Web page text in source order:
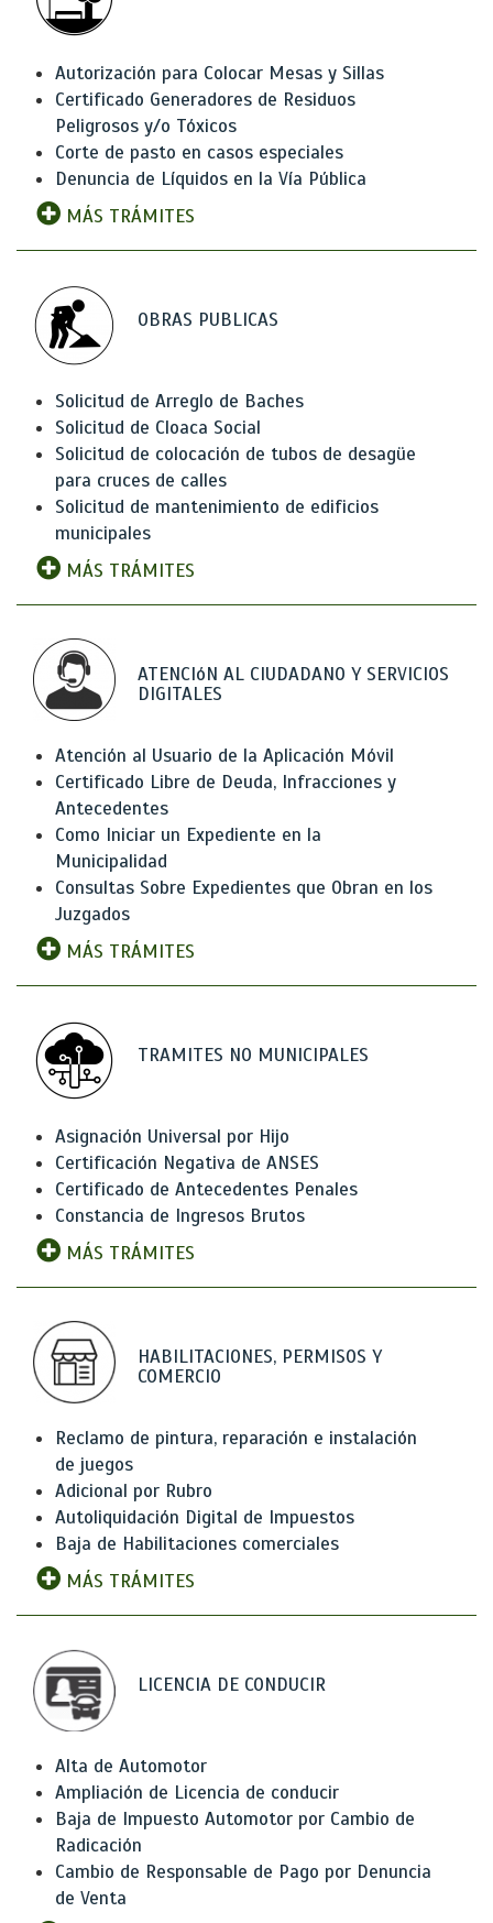
Autorización para Colocar Mesas y Sillas
Certificado Generadores de Residuos
Peligrosos y/o Tóxicos
Corte de pasto en casos especiales
Denuncia de Líquidos en la Vía Pública
MÁS TRÁMITES
OBRAS PUBLICAS
Solicitud de Arreglo de Baches
Solicitud de Cloaca Social
Solicitud de colocación de tubos de desagüe
para cruces de calles
Solicitud de mantenimiento de edificios
municipales
MÁS TRÁMITES
ATENCIóN AL CIUDADANO Y SERVICIOS
DIGITALES
Atención al Usuario de la Aplicación Móvil
Certificado Libre de Deuda, Infracciones y
Antecedentes
Como Iniciar un Expediente en la
Municipalidad
Consultas Sobre Expedientes que Obran en los
Juzgados
MÁS TRÁMITES
TRAMITES NO MUNICIPALES
Asignación Universal por Hijo
Certificación Negativa de ANSES
Certificado de Antecedentes Penales
Constancia de Ingresos Brutos
MÁS TRÁMITES
HABILITACIONES, PERMISOS Y
COMERCIO
Reclamo de pintura, reparación e instalación
de juegos
Adicional por Rubro
Autoliquidación Digital de Impuestos
Baja de Habilitaciones comerciales
MÁS TRÁMITES
LICENCIA DE CONDUCIR
Alta de Automotor
Ampliación de Licencia de conducir
Baja de Impuesto Automotor por Cambio de
Radicación
Cambio de Responsable de Pago por Denuncia
de Venta